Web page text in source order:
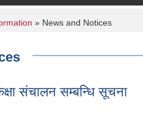
» News and Notices
संचालन सम्बन्धि सूचना